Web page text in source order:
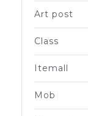
Art post
Class
Itemall
Mob